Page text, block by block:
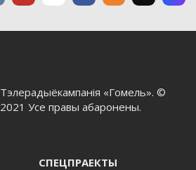
Тэлерадыёкампанія «Гомель». ©
2021 Усе правы абаронены.
СПЕЦПРАЕКТЫ